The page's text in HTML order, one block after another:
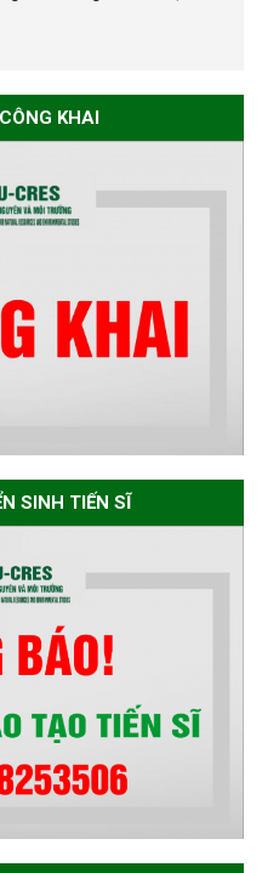
báo chương trình học
Nagao tại Việt Nam năm
môn đánh giá hồ
môn cho các thí sinh
nghiên cứu sinh đợt 1
báo danh sách thí sinh
kiện dự tuyển Chương
tạo tiến sĩ chuyên
Môi trường và phát triển
KHAI
SINH TIẾN SĨ